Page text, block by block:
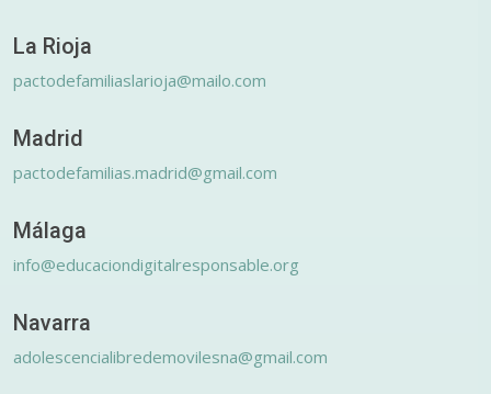
La Rioja
pactodefamiliaslarioja@mailo.com
Madrid
pactodefamilias.madrid@gmail.com
Málaga
info@educaciondigitalresponsable.org
Navarra
adolescencialibredemovilesna@gmail.com